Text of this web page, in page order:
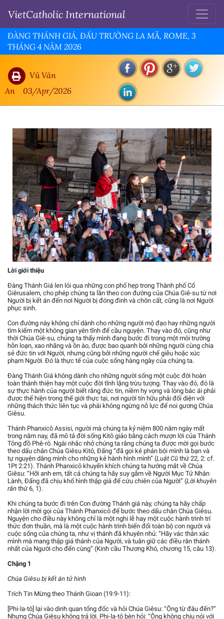
VietCatholic International
ĐÀNG THÁNH GIÁ, ĐẤU TRƯỜNG LA MÃ, ROME, 3
THÁNG 4 NĂM 2026
Vũ Văn
An
03/Apr/2026
Lời giới thiệu
Đàng Thánh Giá len lỏi qua những con phố hẹp trong Thành phố Cổ
Giêrusalem, cho phép chúng ta lần theo con đường của Chúa Giê-su từ nơi
Người bị kết án đến nơi Người bị đóng đinh và chôn cất, cũng là nơi Người
phục sinh.
Con đường này không chỉ dành cho những người mộ đạo hay những người
tìm kiếm một không gian yên tĩnh để cầu nguyện. Thay vào đó, cũng như
thời Chúa Giê-su, chúng ta thấy mình đang bước đi trong một môi trường
hỗn loạn, xao nhãng và ồn ào, được bao quanh bởi những người cùng chia
sẻ đức tin với Người, nhưng cũng bởi những người chế giễu hoặc xúc
phạm Người. Đó là thực tế của cuộc sống hàng ngày của chúng ta.
Đàng Thánh Giá không dành cho những người sống một cuộc đời hoàn
toàn thánh thiện hay một cuộc đời tĩnh lặng trừu tượng. Thay vào đó, đó là
sự thực hành của người biết rằng đức tin, niềm hy vọng và lòng bác ái phải
được thể hiện trong thế giới thực tại, nơi người tín hữu phải đối diện với
những thách thức liên tục và phải không ngừng nỗ lực để noi gương Chúa
Giêsu.
Thánh Phanxicô Assisi, người mà chúng ta kỷ niệm 800 năm ngày mất
trong năm nay, đã mô tả đời sống Kitô giáo bằng cách mượn lời của Thánh
Tông đồ Phê-rô. Ngài nhắc nhở chúng ta rằng chúng ta được mời gọi bước
theo dấu chân Chúa Giêsu Kitô, Đấng “đã gọi kẻ phản bội mình là bạn và
tự nguyện dâng mình cho những kẻ hành hình mình” (Luật Cũ thứ 22, 2: cf.
1Pt 2:21). Thánh Phanxicô khuyến khích chúng ta hướng mắt về Chúa
Giêsu: “Hỡi anh em, tất cả chúng ta hãy suy gẫm về Người Mục Tử Nhân
Lành, Đấng đã chịu khổ hình thập giá để cứu chiên của Người” (Lời khuyên
răn thứ 6, 1).
Khi chúng ta bước đi trên Con đường Thánh giá này, chúng ta hãy chấp
nhận lời mời gọi của Thánh Phanxicô để bước theo dấu chân Chúa Giêsu.
Nguyện cho điều này không chỉ là một nghi lễ hay một cuộc hành trình trí
thức đơn thuần, mà là một cuộc hành trình biến đổi toàn bộ con người và
cuộc sống của chúng ta, như vị thánh đã khuyên nhủ: “Hãy vác thân xác
mình mà mang thập giá thánh của Người, và tuân giữ các điều răn thánh
nhất của Người cho đến cùng” (Kinh cầu Thương Khó, chương 15, câu 13).
Chặng 1
Chúa Giêsu bị kết án tử hình
Trích Tin Mừng theo Thánh Gioan (19:9-11):
[Phi-la-tô] lại vào dinh quan tổng đốc và hỏi Chúa Giêsu: “Ông từ đâu đến?”
Nhưng Chúa Giêsu không trả lời. Phi-la-tô bèn hỏi: “Ông không chịu nói với